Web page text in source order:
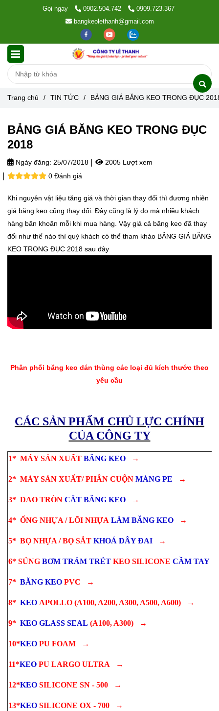
Gọi ngay 0902.504.742
0909.723.367
bangkeolethanh@gmail.com
Trang chủ / TIN TỨC / BẢNG GIÁ BĂNG KEO TRONG ĐỤC
BẢNG GIÁ BĂNG KEO TRONG ĐỤC
2018
Ngày đăng: 25/07/2018
2005 Lượt xem
0 Đánh giá
Khi nguyên vật liệu tăng giá và thời gian thay đổi thì đương nhiên
giá băng keo cũng thay đổi. Đây cũng là lý do mà nhiều khách
hàng băn khoăn mỗi khi mua hàng. Vậy giá cả băng keo đã thay
đổi như thế nào thì quý khách có thể tham khảo BẢNG GIÁ BĂNG
KEO TRONG ĐỤC 2018 sau đây
Phân phối băng keo dán thùng các loại đủ kích thước theo
yêu cầu
CÁC SẢN PHẨM CHỦ LỰC CHÍNH
CỦA CÔNG TY
1* MÁY SẢN XUẤT BĂNG KEO →
2* MÁY SẢN XUẤT/ PHÂN CUỘN MÀNG PE →
3* DAO TRÒN CẮT BĂNG KEO →
4* ỐNG NHỰA / LÕI NHỰA LÀM BĂNG KEO →
5* BỌ NHỰA / BỌ SẮT KHOÁ DÂY ĐAI →
6* SÚNG BƠM TRÁM TRÉT KEO SILICONE CẦM TAY
7* BĂNG KEO PVC →
8* KEO APOLLO (A100, A200, A300, A500, A600) →
9* KEO GLASS SEAL (A100, A300) →
10*KEO PU FOAM →
11*KEO PU LARGO ULTRA →
12*KEO SILICONE SN - 500 →
13*KEO SILICONE OX - 700 →